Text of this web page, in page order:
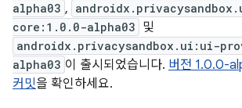
alpha03 ,
core:1.0.0-alpha03 및
androidx.privacysandbox.ui:ui-
alpha03 이 출시되었습니다. 버전 1.0.0-
커밋을 확인하세요.